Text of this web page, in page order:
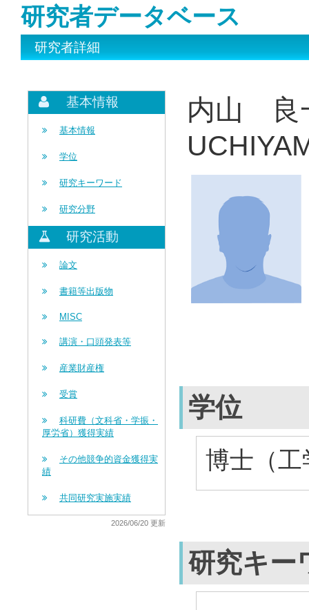
研究者データベース
研究者詳細
基本情報
基本情報
学位
研究キーワード
研究分野
研究活動
論文
書籍等出版物
MISC
講演・口頭発表等
産業財産権
受賞
科研費（文科省・学振・
厚労省）獲得実績
その他競争的資金獲得実
績
共同研究実施実績
2026/06/20 更新
内山 良
学位
博士（
研究キー